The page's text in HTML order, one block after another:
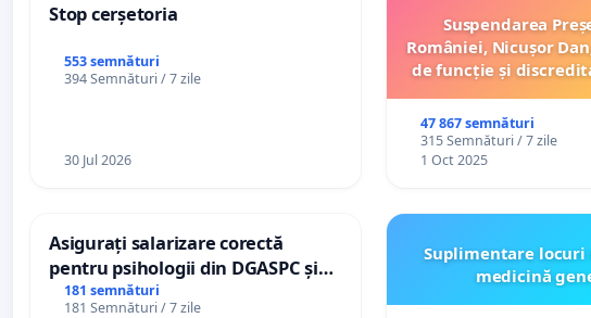
Stop cerșetoria
553 semnături
394 Semnături / 7 zile
30 Jul 2026
Suspendarea
României, Nicușor
de funcție și
47 867 semnături
315 Semnături / 7 zile
1 Oct 2025
Asigurați salarizare corectă
pentru psihologii din DGASPC și
spitale
181 semnături
181 Semnături / 7 zile
Suplimentare
medicină